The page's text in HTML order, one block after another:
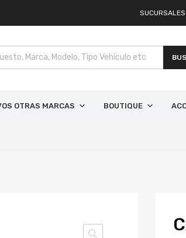
SUCURSALES
OTRAS MARCAS BOUTIQUE